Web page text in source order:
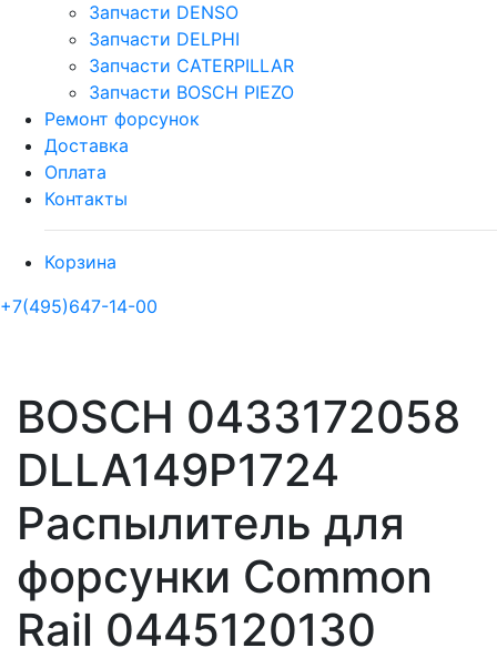
Запчасти DENSO
Запчасти DELPHI
Запчасти CATERPILLAR
Запчасти BOSCH PIEZO
Ремонт форсунок
Доставка
Оплата
Контакты
Корзина
+7(495)647-14-00
BOSCH 0433172058
DLLA149P1724
Распылитель для
форсунки Common
Rail 0445120130